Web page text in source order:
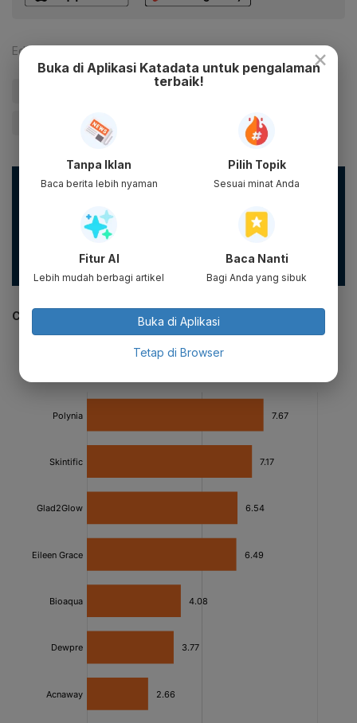
Editor:
#Gerakan 3M
#vaksinmelindungikitasemua
Masyarakat dapat mencegah penyebaran virus corona
tangan, menjaga jarak sekaligus menjauhi kerumunan. Klik
untuk info selengkapnya.
#cucitangan
CEK JUGA DATA INI
×
Buka di Aplikasi Katadata untuk pengalaman
terbaik!
Tanpa Iklan
Baca berita lebih nyaman
Pilih Topik
Sesuai minat Anda
Fitur AI
Lebih mudah berbagi artikel
Baca Nanti
Bagi Anda yang sibuk
Buka di Aplikasi
Tetap di Browser